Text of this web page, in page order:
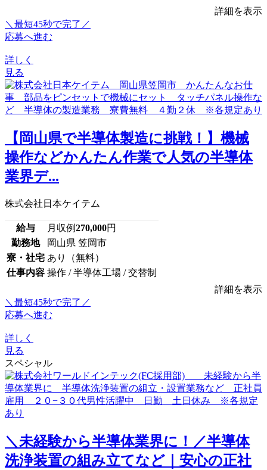
詳細を表示
＼最短45秒で完了／
応募へ進む
詳しく
見る
【岡山県で半導体製造に挑戦！】機械
操作などかんたん作業で人気の半導体
業界デ...
株式会社日本ケイテム
給与 月収例270,000円
勤務地
岡山県 笠岡市
寮・社宅 あり（無料）
仕事内容 操作 / 半導体工場 / 交替制
詳細を表示
＼最短45秒で完了／
応募へ進む
詳しく
見る
スペシャル
＼未経験から半導体業界に！／半導体
洗浄装置の組み立てなど｜安心の正社